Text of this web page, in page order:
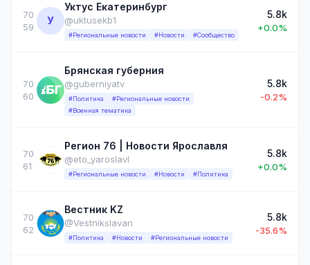
70
59
У
Уктус Екатеринбург
@uktusekb1
#Региональные новости #Новости #Сообщество
5.8k
+0.0%
70
60
Брянская губерния
@guberniyatv
#Политика
#Региональные новости
#Военная тематика
5.8k
-0.2%
70
61
Регион 76 | Новости Ярославля
@eto_yaroslavl
#Региональные новости #Новости #Политика
5.8k
+0.0%
70
62
Вестник KZ
@Vestnikslavan
#Политика #Новости #Региональные новости
5.8k
-35.6%